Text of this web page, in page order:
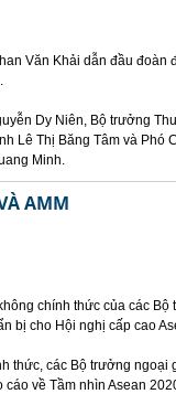
Văn Khải dẫn đầu
Dy Niên, Bộ trưởng
Lê Thị Băng Tâm và Phó
Minh.
AMM
chính thức của các
bị cho Hội nghị cấp cao
thức, các Bộ trưởng ngoại
về Tầm nhìn Asean